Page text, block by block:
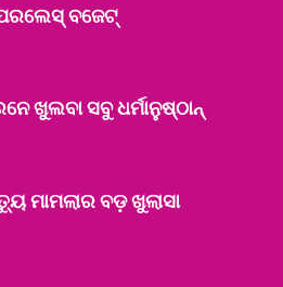
ବଜେଟ୍
ଖୁଲବା ସବୁ ଧର୍ମାନୁଷ୍ଠାନ୍‌
ମାମଲାର ବଡ଼ ଖୁଲାସା